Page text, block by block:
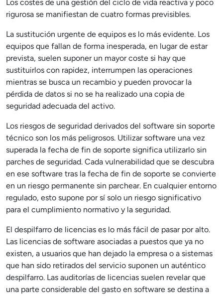
Los costes de una gestión del ciclo de vida reactiva y poco
rigurosa se manifiestan de cuatro formas previsibles.
La sustitución urgente de equipos es lo más evidente. Los
equipos que fallan de forma inesperada, en lugar de estar
prevista, suelen suponer un mayor coste si hay que
sustituirlos con rapidez, interrumpen las operaciones
mientras se busca un recambio y pueden provocar la
pérdida de datos si no se ha realizado una copia de
seguridad adecuada del activo.
Los riesgos de seguridad derivados del software sin soporte
técnico son los más peligrosos. Utilizar software una vez
superada la fecha de fin de soporte significa utilizarlo sin
parches de seguridad. Cada vulnerabilidad que se descubra
en ese software tras la fecha de fin de soporte se convierte
en un riesgo permanente sin parchear. En cualquier entorno
regulado, esto supone por sí solo un riesgo significativo
para el cumplimiento normativo y la seguridad.
El despilfarro de licencias es lo más fácil de pasar por alto.
Las licencias de software asociadas a puestos que ya no
existen, a usuarios que han dejado la empresa o a sistemas
que han sido retirados del servicio suponen un auténtico
despilfarro. Las auditorías de licencias suelen revelar que
una parte considerable del gasto en software se destina a